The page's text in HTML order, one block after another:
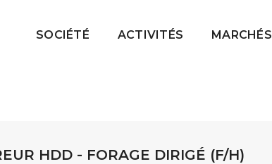
SOCIÉTÉ ACTIVITÉS MARCHÉS
HDD - FORAGE DIRIGÉ (F/H)